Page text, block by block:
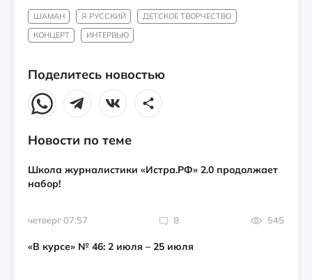
ШАМАН Я РУССКИЙ
ДЕТСКОЕ ТВОРЧЕСТВО
КОНЦЕРТ
ИНТЕРВЬЮ
Поделитесь новостью
Новости по теме
Школа журналистики «Истра.РФ» 2.0 продолжает
набор!
четверг 07:57 8 545
«В курсе» № 46: 2 июля – 25 июля